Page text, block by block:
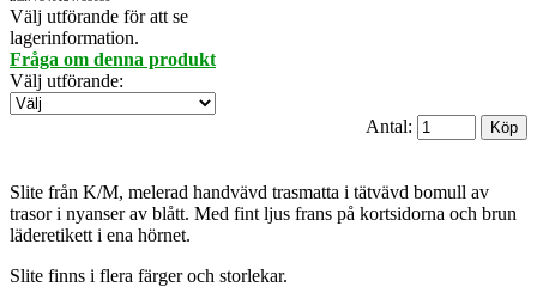
Välj utförande för att se
lagerinformation.
Fråga om denna produkt
Välj utförande:
Antal:
Slite från K/M, melerad handvävd trasmatta i tätvävd bomull av
trasor i nyanser av blått. Med fint ljus frans på kortsidorna och brun
läderetikett i ena hörnet.
Slite finns i flera färger och storlekar.